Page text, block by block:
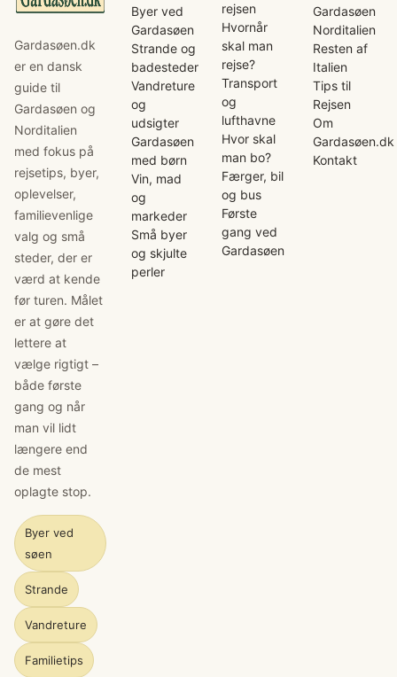
Gardasøen.dk
er en dansk
guide til
Gardasøen og
Norditalien
med fokus på
rejsetips, byer,
oplevelser,
familievenlige
valg og små
steder, der er
værd at kende
før turen. Målet
er at gøre det
lettere at
vælge rigtigt –
både første
gang og når
man vil lidt
længere end
de mest
oplagte stop.
Byer ved
søen
Strande
Vandreture
Familietips
Byer ved
Gardasøen
Strande og
badesteder
Vandreture
og
udsigter
Gardasøen
med børn
Vin, mad
og
markeder
Små byer
og skjulte
perler
rejsen
Hvornår
skal man
rejse?
Transport
og
lufthavne
Hvor skal
man bo?
Færger, bil
og bus
Første
gang ved
Gardasøen
Gardasøen
Norditalien
Resten af
Italien
Tips til
Rejsen
Om
Gardasøen.dk
Kontakt